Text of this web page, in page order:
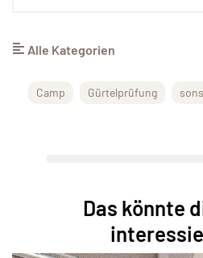
Alle Kategorien
Camp Gürtelprüfung
Das könnte